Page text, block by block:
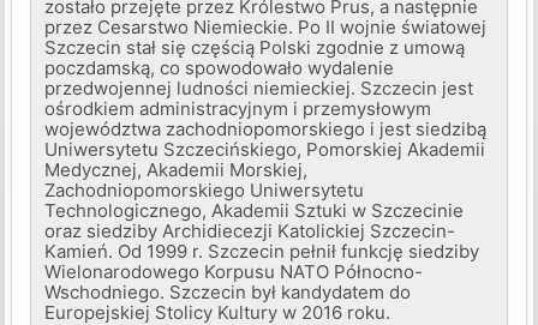
zostało przejęte przez Królestwo Prus, a następnie
przez Cesarstwo Niemieckie. Po II wojnie światowej
Szczecin stał się częścią Polski zgodnie z umową
poczdamską, co spowodowało wydalenie
przedwojennej ludności niemieckiej. Szczecin jest
ośrodkiem administracyjnym i przemysłowym
województwa zachodniopomorskiego i jest siedzibą
Uniwersytetu Szczecińskiego, Pomorskiej Akademii
Medycznej, Akademii Morskiej,
Zachodniopomorskiego Uniwersytetu
Technologicznego, Akademii Sztuki w Szczecinie
oraz siedziby Archidiecezji Katolickiej Szczecin-
Kamień. Od 1999 r. Szczecin pełnił funkcję siedziby
Wielonarodowego Korpusu NATO Północno-
Wschodniego. Szczecin był kandydatem do
Europejskiej Stolicy Kultury w 2016 roku.